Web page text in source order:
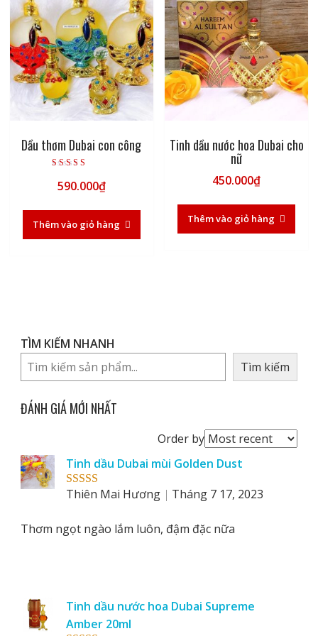
Dầu thơm Dubai con công
5.00
5 sao
590.000₫
Thêm vào giỏ hàng
Tinh dầu nước hoa Dubai cho
nữ
450.000₫
Thêm vào giỏ hàng
TÌM KIẾM NHANH
Tìm kiếm
ĐÁNH GIÁ MỚI NHẤT
Order byOrder
by
Rated5 out
Tinh dầu Dubai mùi Golden Dust
Thiên Mai Hương
Tháng 7 17, 2023
Thơm ngọt ngào lắm luôn, đậm đặc nữa
Tinh dầu nước hoa Dubai Supreme
Amber 20ml